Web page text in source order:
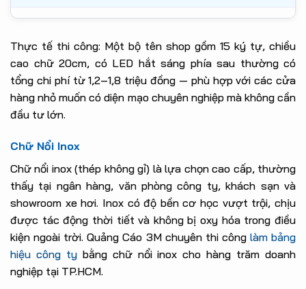
Thực tế thi công: Một bộ tên shop gồm 15 ký tự, chiều
cao chữ 20cm, có LED hắt sáng phía sau thường có
tổng chi phí từ 1,2–1,8 triệu đồng — phù hợp với các cửa
hàng nhỏ muốn có diện mạo chuyên nghiệp mà không cần
đầu tư lớn.
Chữ Nổi Inox
Chữ nổi inox (thép không gỉ) là lựa chọn cao cấp, thường
thấy tại ngân hàng, văn phòng công ty, khách sạn và
showroom xe hơi. Inox có độ bền cơ học vượt trội, chịu
được tác động thời tiết và không bị oxy hóa trong điều
kiện ngoài trời. Quảng Cáo 3M chuyên thi công làm bảng
hiệu công tybằng chữ nổi inox cho hàng trăm doanh
nghiệp tại TP.HCM.